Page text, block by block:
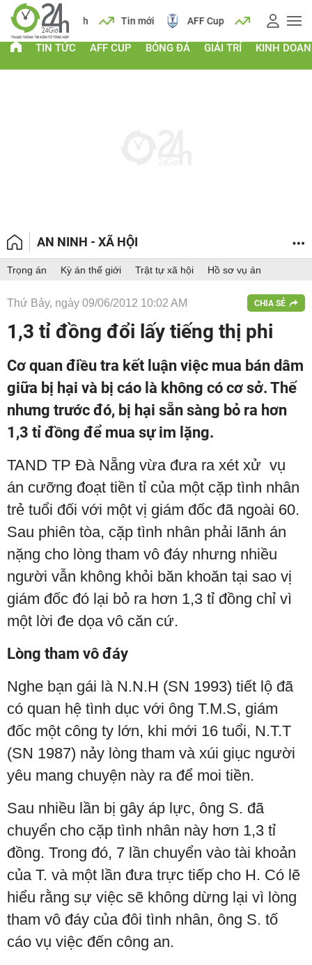
Lịch Tin mới AFF Cup Giá vàng
TIN TỨC AFF CUP BÓNG ĐÁ GIẢI TRÍ KINH
AN NINH - XÃ HỘI
Trọng án Kỳ án thế giới Trật tự xã hội Hồ sơ vụ án
Thứ Bảy, ngày 09/06/2012 10:02 AM CHIA SẺ
1,3 tỉ đồng đổi lấy tiếng thị phi
Cơ quan điều tra kết luận việc mua bán dâm
giữa bị hại và bị cáo là không có cơ sở. Thế
nhưng trước đó, bị hại sẵn sàng bỏ ra hơn
1,3 tỉ đồng để mua sự im lặng.
TAND TP Đà Nẵng vừa đưa ra xét xử vụ
án cưỡng đoạt tiền tỉ của một cặp tình nhân
trẻ tuổi đối với một vị giám đốc đã ngoài 60.
Sau phiên tòa, cặp tình nhân phải lãnh án
nặng cho lòng tham vô đáy nhưng nhiều
người vẫn không khỏi băn khoăn tại sao vị
giám đốc đó lại bỏ ra hơn 1,3 tỉ đồng chỉ vì
một lời đe dọa vô căn cứ.
Lòng tham vô đáy
Nghe bạn gái là N.N.H (SN 1993) tiết lộ đã
có quan hệ tình dục với ông T.M.S, giám
đốc một công ty lớn, khi mới 16 tuổi, N.T.T
(SN 1987) nảy lòng tham và xúi giục người
yêu mang chuyện này ra để moi tiền.
Sau nhiều lần bị gây áp lực, ông S. đã
chuyển cho cặp tình nhân này hơn 1,3 tỉ
đồng. Trong đó, 7 lần chuyển vào tài khoản
của T. và một lần đưa trực tiếp cho H. Có lẽ
hiểu rằng sự việc sẽ không dừng lại vì lòng
tham vô đáy của đôi tình nhân, ông S. tố
cáo vụ việc đến công an.